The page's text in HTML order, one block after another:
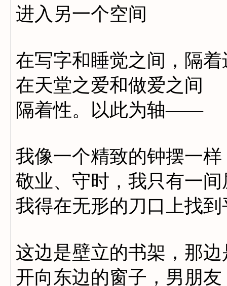
进入另一个空间
在写字和睡觉之间，隔着
在天堂之爱和做爱之间
隔着性。以此为轴——
我像一个精致的钟摆一样
敬业、守时，我只有一间
我得在无形的刀口上找到
这边是壁立的书架，那边
开向东边的窗子，男朋友